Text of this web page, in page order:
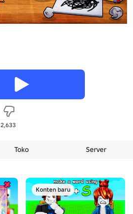
2,633
Toko Server
Konten baru